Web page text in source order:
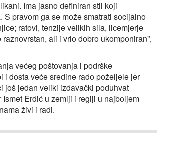
Ima jasno definiran stil koji
pravom ga se može smatrati socijalno
ratovi, tenzije velikih sila, licemjerje
raznovrstan, ali i vrlo dobro ukomponiran”,
većeg poštovanja i podrške
i dosta veće sredine rado poželjele jer
još jedan veliki izdavački poduhvat
Erdić u zemlji i regiji u najboljem
živi i radi.